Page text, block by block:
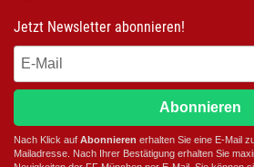
Jetzt Newsletter abonnieren!
Abonnieren
Nach Klick auf Abonnieren erhalten Sie eine E-Mail
Mailadresse. Nach Ihrer Bestätigung erhalten Sie